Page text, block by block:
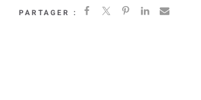
Hole
PARTAGER :